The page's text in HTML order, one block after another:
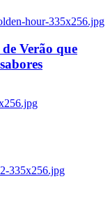
hour-335x256.jpg
Verão que
335x256.jpg